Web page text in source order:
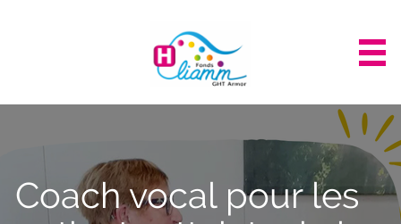
Coach vocal pour les